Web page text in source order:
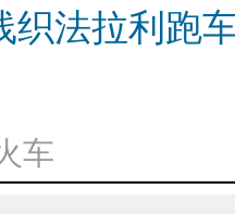
织法拉利跑
车